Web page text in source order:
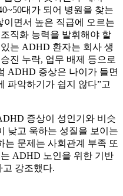
대가 되어 병원을 찾는
이면서 높은 직급에 오르는
직화 능력을 발휘해야 할
는 ADHD 환자는 회사 생
진 누락, 업무 배제 등으로
ADHD 증상은 나이가 들면
파악하기가 쉽지 않다”고
증상이 성인기와 비슷
낮고 욱하는 성질을 보이는
는 문제는 사회관계 부족 또
ADHD 노인을 위한 기반
강조했다.